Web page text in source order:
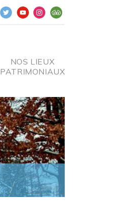
NOS LIEUX
PATRIMONIAUX